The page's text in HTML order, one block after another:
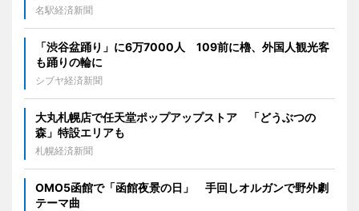
名駅経済新聞
「渋谷盆踊り」に6万7000人 109前に櫓、外国人観光客
も踊りの輪に
シブヤ経済新聞
大丸札幌店で任天堂ポップアップストア 「どうぶつの
森」特設エリアも
札幌経済新聞
OMO5函館で「函館夜景の日」 手回しオルガンで野外劇
テーマ曲